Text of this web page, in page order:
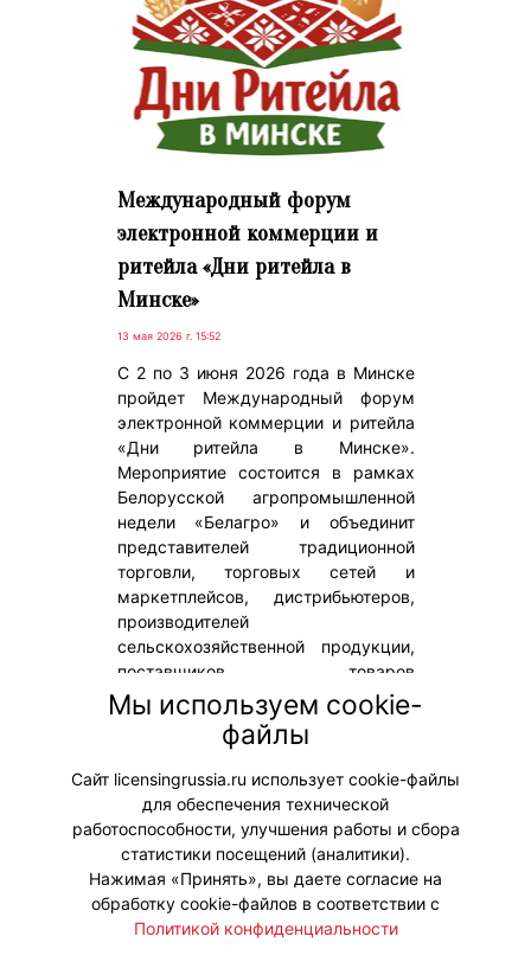
Международный форум
электронной коммерции и
ритейла «Дни ритейла в
Минске»
13 мая 2026 г. 15:52
С 2 по 3 июня 2026 года в Минске
пройдет Международный форум
электронной коммерции и ритейла
«Дни ритейла в Минске».
Мероприятие состоится в рамках
Белорусской агропромышленной
недели «Белагро» и объединит
представителей традиционной
торговли, торговых сетей и
маркетплейсов, дистрибьютеров,
производителей
сельскохозяйственной продукции,
поставщиков товаров
повседневного спроса, решений
для ритейла, ИТ-компании и
отраслевых экспертов из Беларуси,
России и стран СНГ.
#Мероприятия
Мы используем cookie-
файлы
Сайт licensingrussia.ru использует cookie-файлы
для обеспечения технической
работоспособности, улучшения работы и сбора
статистики посещений (аналитики).
Нажимая «Принять», вы даете согласие на
обработку cookie-файлов в соответствии с
Политикой конфиденциальности